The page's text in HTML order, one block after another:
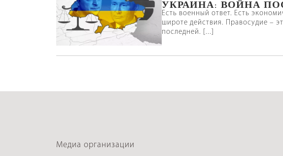
УКРАИНА: ВОЙНА
Есть военный ответ. Есть
широте действия. Правосудие –
последней. [...]
Медиа организации